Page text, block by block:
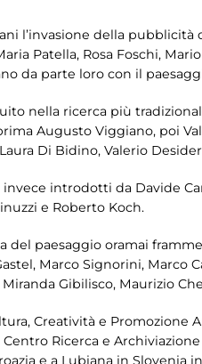
l’invasione della pubblicità
Patella, Rosa Foschi,
da parte loro con il
nella ricerca più
Augusto Viggiano, poi
Di Bidino, Valerio
introdotti da Davide
e Roberto Koch.
del paesaggio oramai
Marco Signorini, Marco
Gibilisco, Maurizio
Creatività e
Ricerca e
e a Lubiana in Slovenia